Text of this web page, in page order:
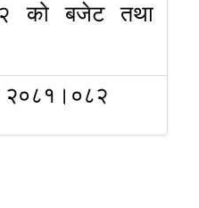
को बजेट तथा
२०८१।०८२